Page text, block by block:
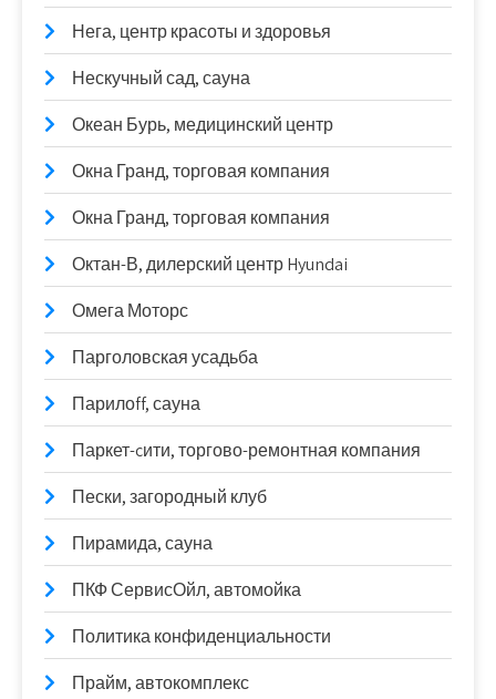
Нега, центр красоты и здоровья
Нескучный сад, сауна
Океан Бурь, медицинский центр
Окна Гранд, торговая компания
Окна Гранд, торговая компания
Октан-В, дилерский центр Hyundai
Омега Моторс
Парголовская усадьба
Парилоff, сауна
Паркет-cити, торгово-ремонтная компания
Пески, загородный клуб
Пирамида, сауна
ПКФ СервисОйл, автомойка
Политика конфиденциальности
Прайм, автокомплекс